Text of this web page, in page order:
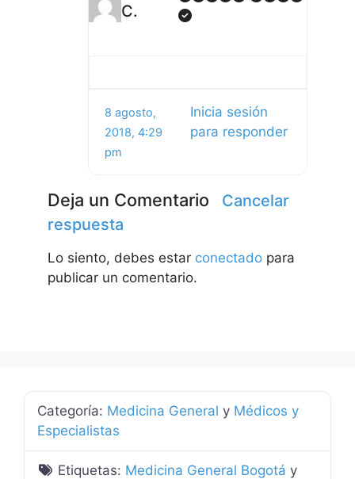
C.
8 agosto,
2018, 4:29
pm
Inicia sesión
para responder
Deja un Comentario
Cancelar
respuesta
Lo siento, debes estar conectado para
publicar un comentario.
Categoría: Medicina General y Médicos y
Especialistas
Etiquetas: Medicina General Bogotá y